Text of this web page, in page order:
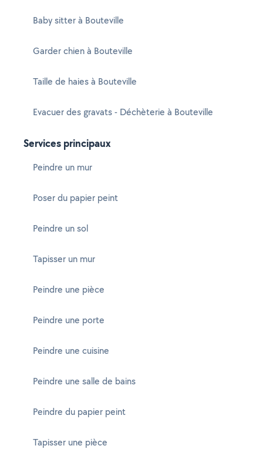
Baby sitter à Bouteville
Garder chien à Bouteville
Taille de haies à Bouteville
Evacuer des gravats - Déchèterie à Bouteville
Services principaux
Peindre un mur
Poser du papier peint
Peindre un sol
Tapisser un mur
Peindre une pièce
Peindre une porte
Peindre une cuisine
Peindre une salle de bains
Peindre du papier peint
Tapisser une pièce